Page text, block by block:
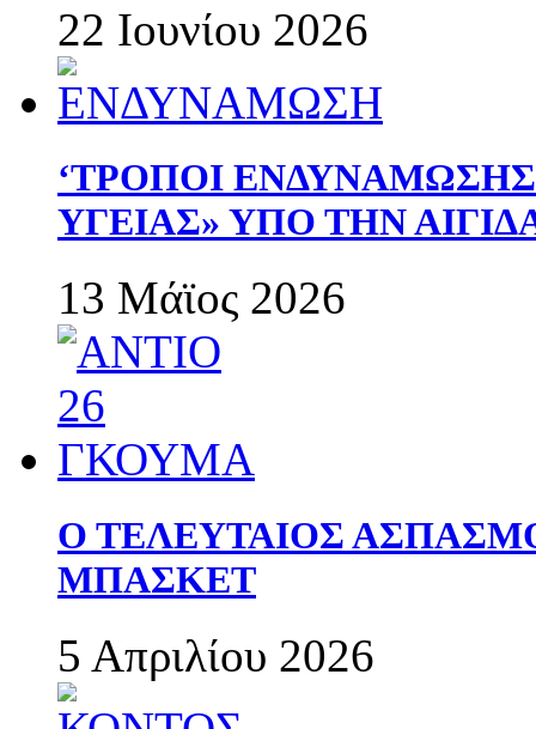
22 Ιουνίου 2026
‘ΤΡΟΠΟΙ
ΥΓΕΙΑΣ» ΥΠΟ ΤΗΝ
13 Μάϊος 2026
Ο ΤΕΛΕΥΤΑΙΟΣ
ΜΠΑΣΚΕΤ
5 Απριλίου 2026